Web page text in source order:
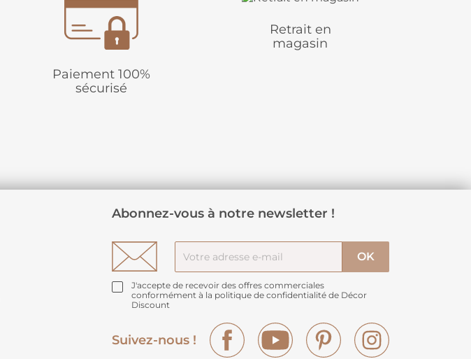
Paiement 100%
sécurisé
Retrait en
magasin
Abonnez-vous à notre newsletter !
J'accepte de recevoir des offres commerciales
conformément à la politique de confidentialité de Décor
Discount
Suivez-nous !
Facebook YouTube Pinterest